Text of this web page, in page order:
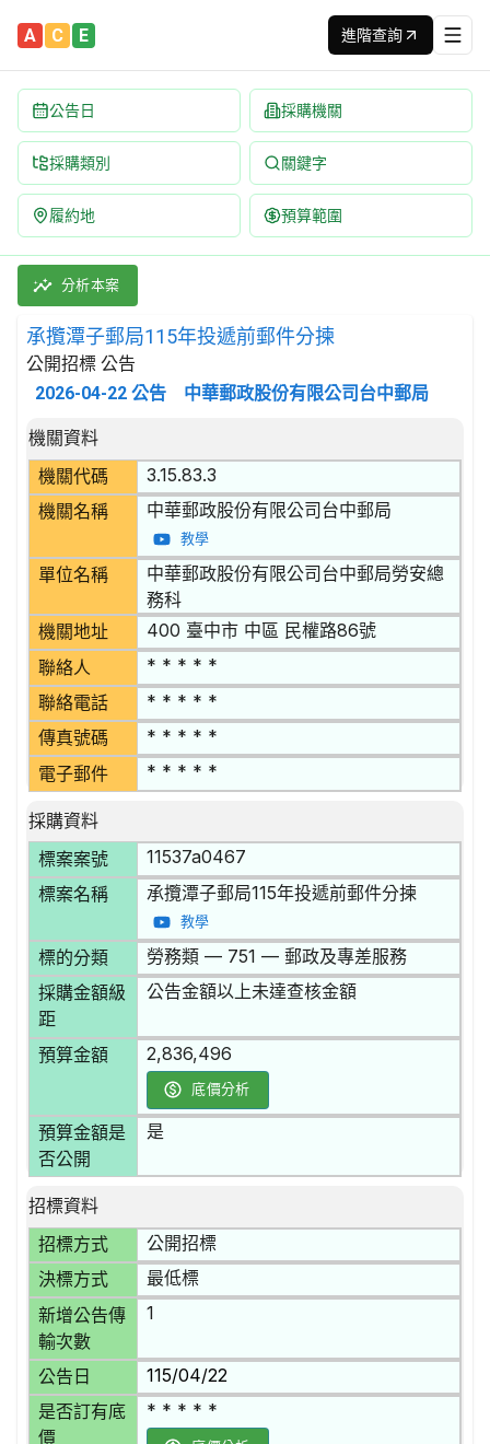
A C E 進階查詢
公告日 採購機關
採購類別 關鍵字
履約地 預算範圍
承攬潭子郵局115年投遞前郵件分揀 招標公告 | 案號：
採購類別：勞務類 郵政及專差服務 | 招標方式：公開招標 |
分析本案
承攬潭子郵局115年投遞前郵件分揀
公開招標 公告
2026-04-22 公告 中華郵政股份有限公司台中郵局
招標公告詳細內容
機關資料
機關代碼
3.15.83.3
機關名稱 中華郵政股份有限公司台中郵局
教學
單位名稱
中華郵政股份有限公司台中郵局勞安總
務科
機關地址 400 臺中市 中區 民權路86號
聯絡人 * * * * *
聯絡電話 * * * * *
傳真號碼 * * * * *
電子郵件 * * * * *
採購資料
標案案號
11537a0467
標案名稱 承攬潭子郵局115年投遞前郵件分揀
教學
標的分類 勞務類 — 751 — 郵政及專差服務
採購金額級
距
公告金額以上未達查核金額
預算金額 2,836,496
底價分析
預算金額是
否公開
是
招標資料
招標方式
公開招標
決標方式 最低標
新增公告傳
輸次數
1
公告日 115/04/22
是否訂有底
價
* * * * *